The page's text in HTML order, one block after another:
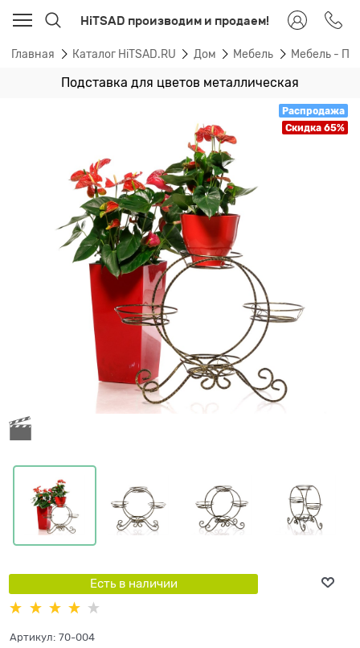
HiTSAD производим и продаем!
Главная Каталог HiTSAD.RU Дом Мебель Мебель -
Подставка для цветов металлическая
Распродажа
Скидка 65%
Есть в наличии
Артикул: 70-004